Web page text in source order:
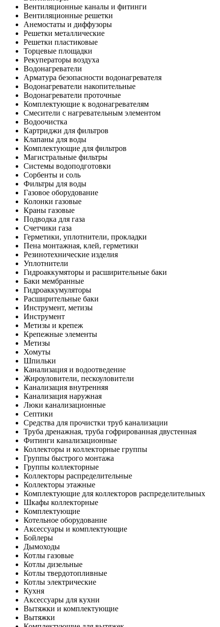
Вентиляционные каналы и фитинги
Вентиляционные решетки
Анемостаты и диффузоры
Решетки металлические
Решетки пластиковые
Торцевые площадки
Рекуператоры воздуха
Водонагреватели
Арматура безопасности водонагревателя
Водонагреватели накопительные
Водонагреватели проточные
Комплектующие к водонагревателям
Смесители с нагревательным элементом
Водоочистка
Картриджи для фильтров
Клапаны для воды
Комплектующие для фильтров
Магистральные фильтры
Системы водоподготовки
Сорбенты и соль
Фильтры для воды
Газовое оборудование
Колонки газовые
Краны газовые
Подводка для газа
Счетчики газа
Герметики, уплотнители, прокладки
Пена монтажная, клей, герметики
Резинотехнические изделия
Уплотнители
Гидроаккумяторы и расширительные баки
Баки мембранные
Гидроаккумуляторы
Расширительные баки
Инструмент, метизы
Инструмент
Метизы и крепеж
Крепежные элементы
Метизы
Хомуты
Шпильки
Канализация и водоотведение
Жироуловители, пескоуловители
Канализация внутренняя
Канализация наружная
Люки канализационные
Септики
Средства для прочистки труб канализации
Труба дренажная, труба гофрированная двустенная
Фитинги канализационные
Коллекторы и коллекторные группы
Группы быстрого монтажа
Группы коллекторные
Коллекторы распределительные
Коллекторы этажные
Комплектующие для коллекторов распределительных
Шкафы коллекторные
Комплектующие
Котельное оборудование
Аксессуары и комплектующие
Бойлеры
Дымоходы
Котлы газовые
Котлы дизельные
Котлы твердотопливные
Котлы электрические
Кухня
Аксессуары для кухни
Вытяжки и комплектующие
Вытяжки